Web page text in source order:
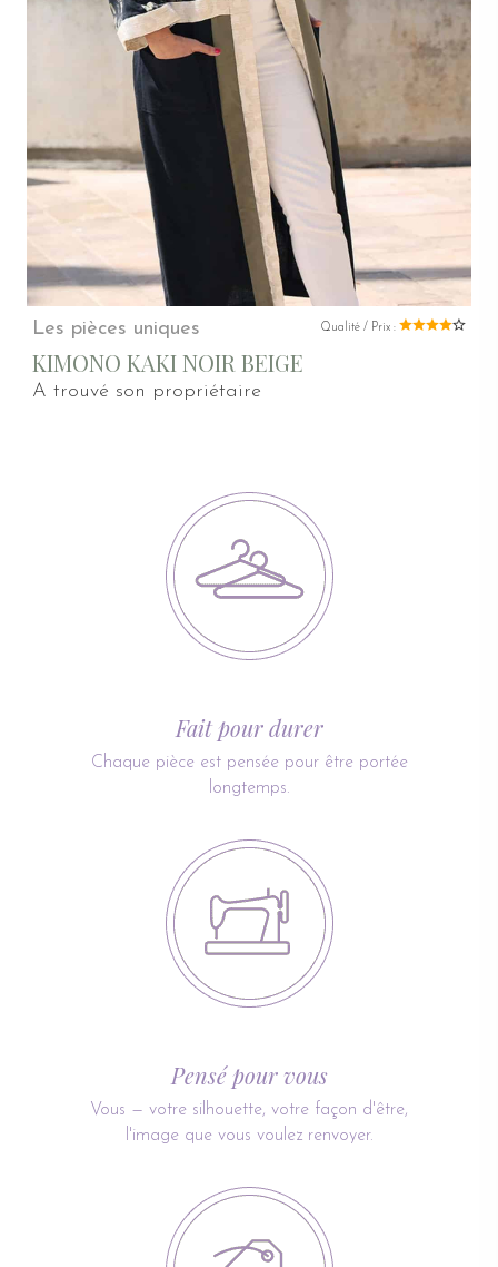
Les pièces uniques Qualité / Prix :
KIMONO KAKI NOIR BEIGE
A trouvé son propriétaire
Fait pour durer
Chaque pièce est pensée pour être portée
longtemps.
Pensé pour vous
Vous — votre silhouette, votre façon d'être,
l'image que vous voulez renvoyer.